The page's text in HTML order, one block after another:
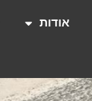
אודות